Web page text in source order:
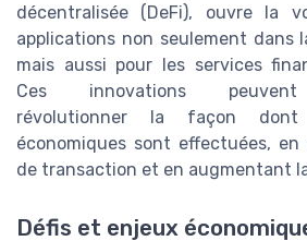
décentralisée (DeFi), ouvre la
applications non seulement dans
mais aussi pour les services
Ces innovations peuvent
révolutionner la façon dont
économiques sont effectuées,
de transaction et en augmentant
Défis et enjeux